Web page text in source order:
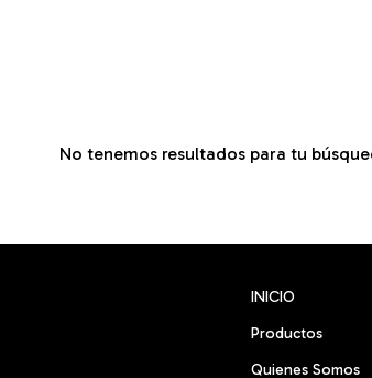
No tenemos resultados para tu
INICIO
Productos
Quienes Somos